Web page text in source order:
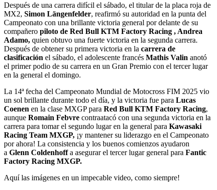
Después de una carrera difícil el sábado, el titular de la placa roja de
MX2, Simon Längenfelder, reafirmó su autoridad en la punta del
Campeonato con una brillante victoria general por delante de su
compañero piloto de Red Bull KTM Factory Racing , Andrea
Adamo, quien obtuvo una fuerte victoria en la segunda carrera.
Después de obtener su primera victoria en la carrera de
clasificación el sábado, el adolescente francés Mathis Valin anotó
el primer podio de su carrera en un Gran Premio con el tercer lugar
en la general el domingo.
La 14ª fecha del Campeonato Mundial de Motocross FIM 2025 vio
un sol brillante durante todo el día, y la victoria fue para Lucas
Coenen en la clase MXGP para Red Bull KTM Factory Racing,
aunque Romain Febvre contraatacó con una segunda victoria en la
carrera para tomar el segundo lugar en la general para Kawasaki
Racing Team MXGP, ¡y mantener su liderazgo en el Campeonato
por ahora! La consistencia y los buenos comienzos ayudaron
a Glenn Coldenhoffa asegurar el tercer lugar general para Fantic
Factory Racing MXGP.
Aquí las imágenes en un impecable video, como siempre!